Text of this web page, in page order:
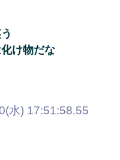
け物だな
水) 17:51:58.55